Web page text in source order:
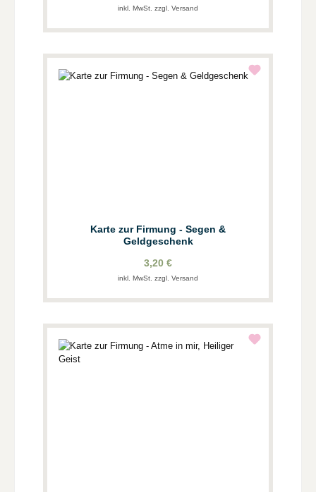
inkl. MwSt. zzgl. Versand
Karte zur Firmung - Segen &
Geldgeschenk
3,20 €
inkl. MwSt. zzgl. Versand